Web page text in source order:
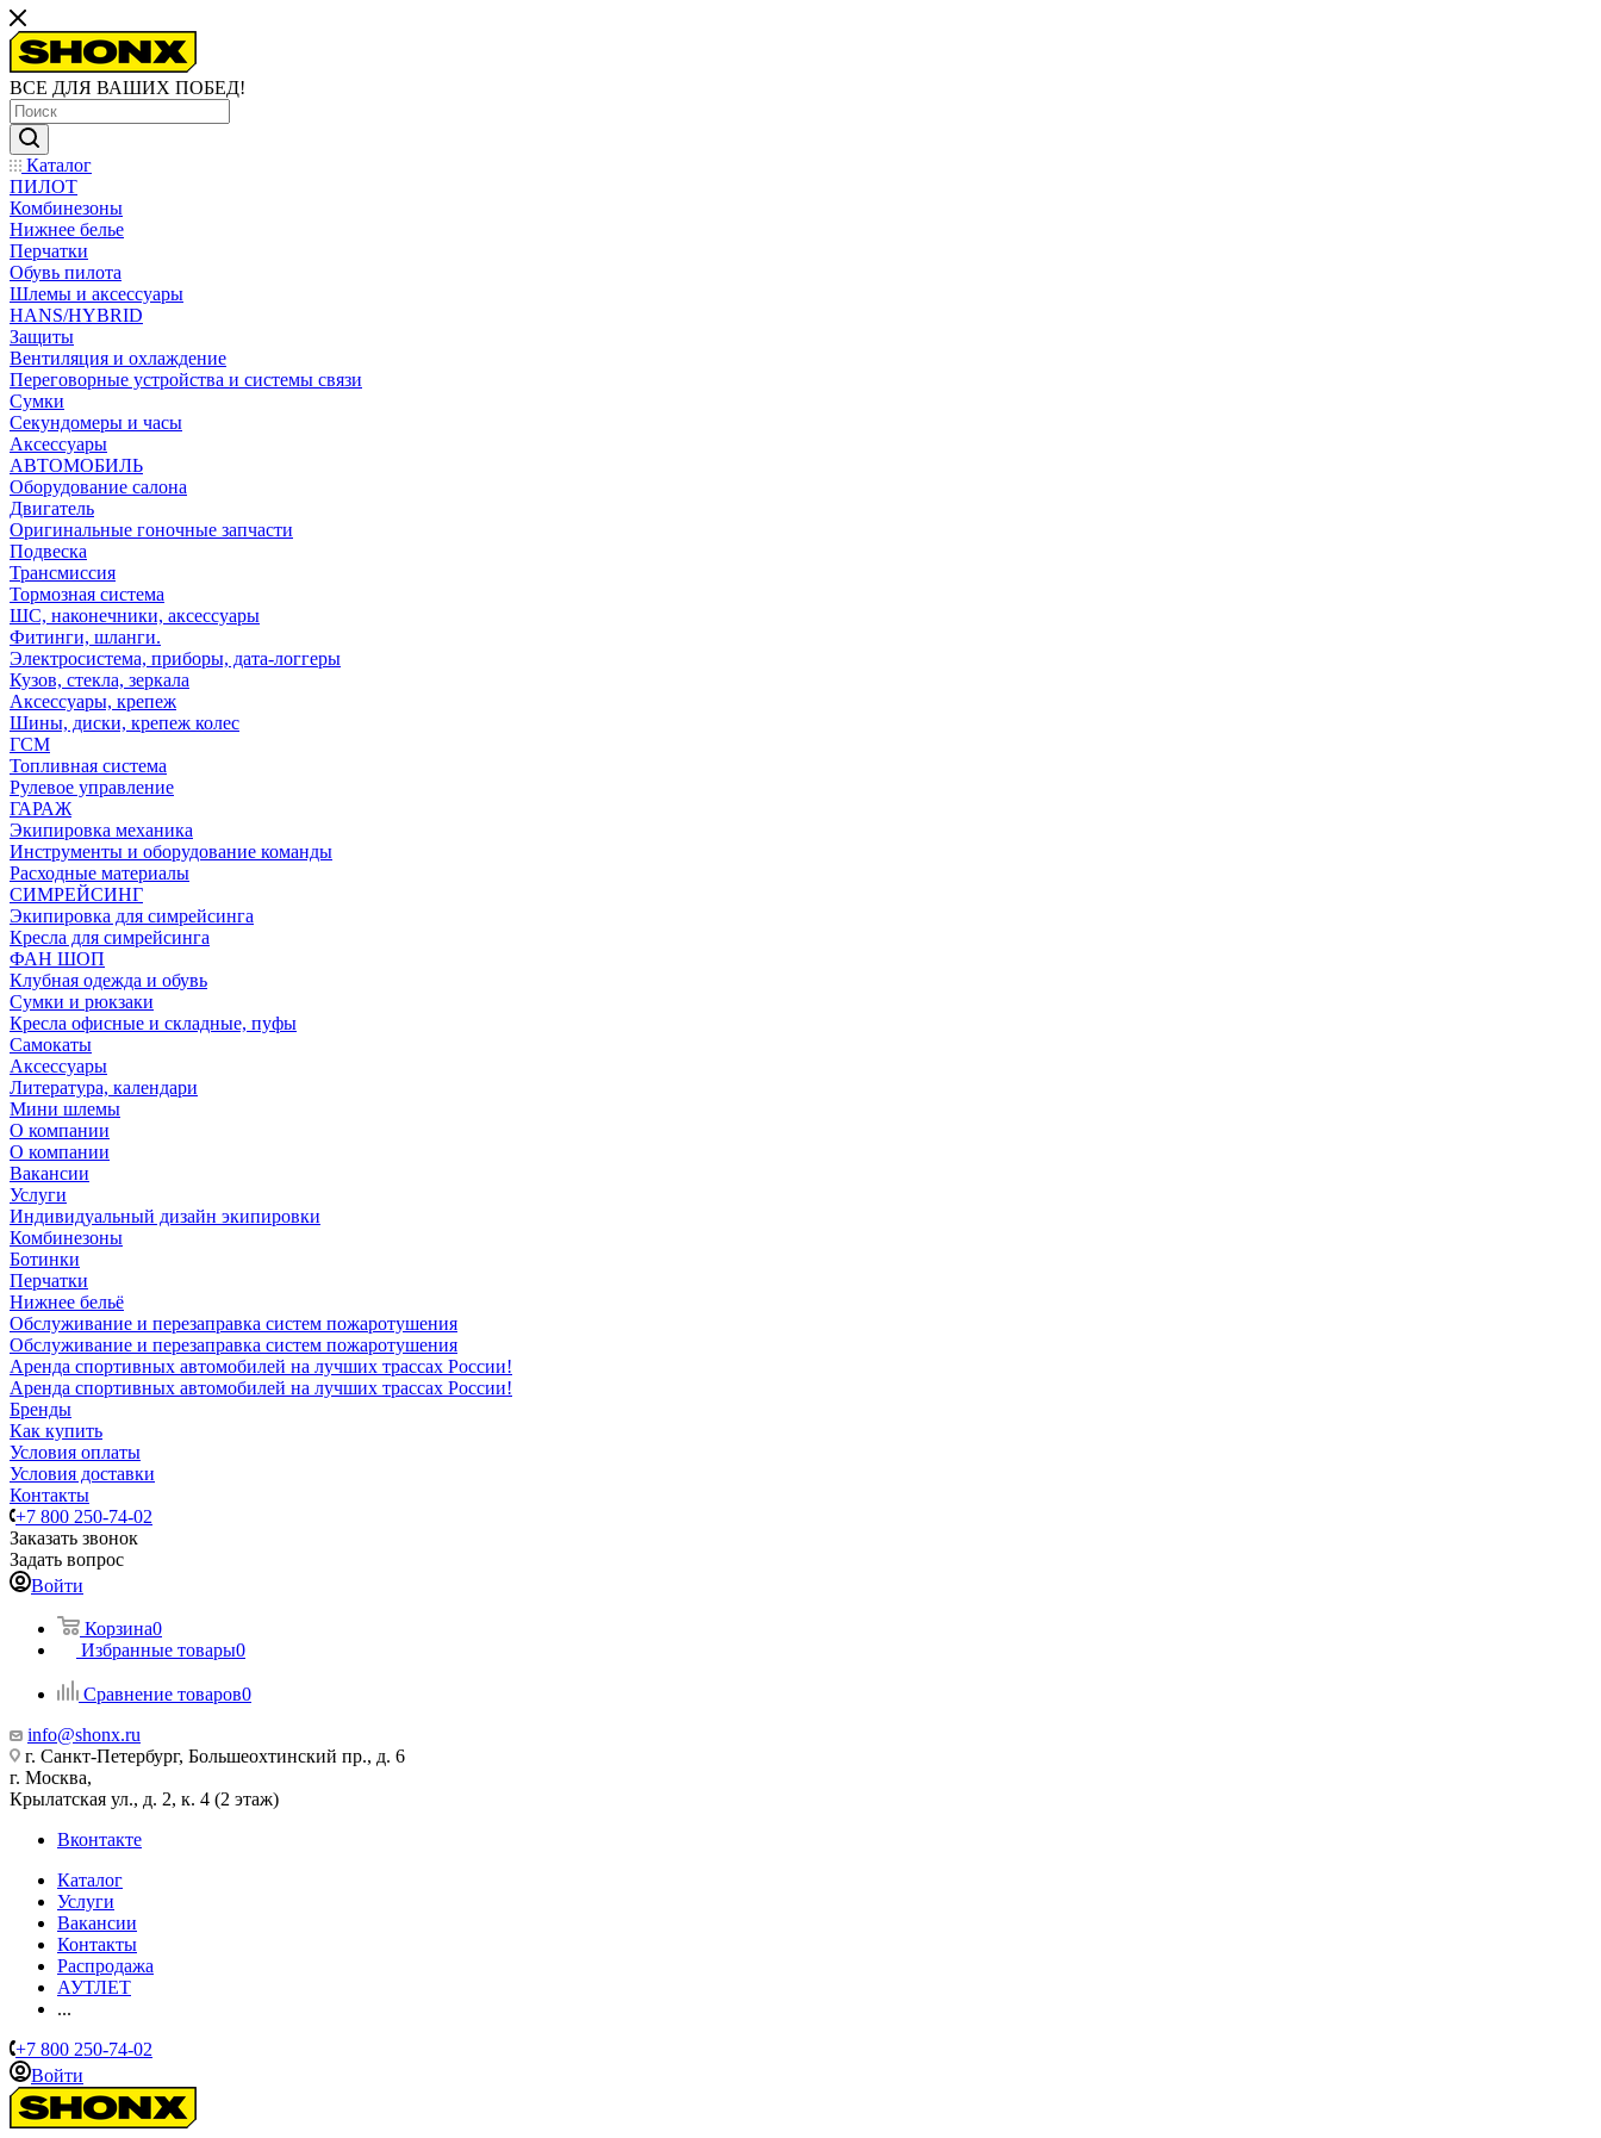
ВСЕ ДЛЯ ВАШИХ ПОБЕД!
Каталог
ПИЛОТ
Комбинезоны
Нижнее белье
Перчатки
Обувь пилота
Шлемы и аксессуары
HANS/HYBRID
Защиты
Вентиляция и охлаждение
Переговорные устройства и системы связи
Сумки
Секундомеры и часы
Аксессуары
АВТОМОБИЛЬ
Оборудование салона
Двигатель
Оригинальные гоночные запчасти
Подвеска
Трансмиссия
Тормозная система
ШС, наконечники, аксессуары
Фитинги, шланги.
Электросистема, приборы, дата-логгеры
Кузов, стекла, зеркала
Аксессуары, крепеж
Шины, диски, крепеж колес
ГСМ
Топливная система
Рулевое управление
ГАРАЖ
Экипировка механика
Инструменты и оборудование команды
Расходные материалы
СИМРЕЙСИНГ
Экипировка для симрейсинга
Кресла для симрейсинга
ФАН ШОП
Клубная одежда и обувь
Сумки и рюкзаки
Кресла офисные и складные, пуфы
Самокаты
Аксессуары
Литература, календари
Мини шлемы
О компании
О компании
Вакансии
Услуги
Индивидуальный дизайн экипировки
Комбинезоны
Ботинки
Перчатки
Нижнее бельё
Обслуживание и перезаправка систем пожаротушения
Обслуживание и перезаправка систем пожаротушения
Аренда спортивных автомобилей на лучших трассах России!
Аренда спортивных автомобилей на лучших трассах России!
Бренды
Как купить
Условия оплаты
Условия доставки
Контакты
+7 800 250-74-02
Заказать звонок
Задать вопрос
Войти
Корзина0
Избранные товары0
Сравнение товаров0
info@shonx.ru
г. Санкт-Петербург, Большеохтинский пр., д. 6
г. Москва,
Крылатская ул., д. 2, к. 4 (2 этаж)
Вконтакте
Каталог
Услуги
Вакансии
Контакты
Распродажа
АУТЛЕТ
...
+7 800 250-74-02
Войти